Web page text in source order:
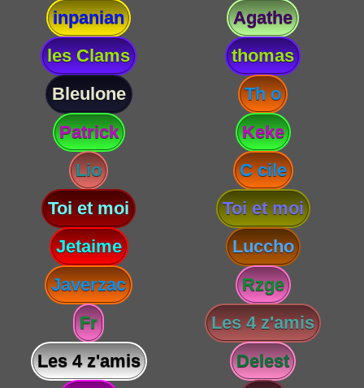
inpanian
Agathe
les Clams
thomas
Bleulone
Th o
Patrick
Keke
Lio
C cile
Toi et moi
Toi et moi
Jetaime
Luccho
Javerzac
Rzge
Fr
Les 4 z'amis
Les 4 z'amis
Delest